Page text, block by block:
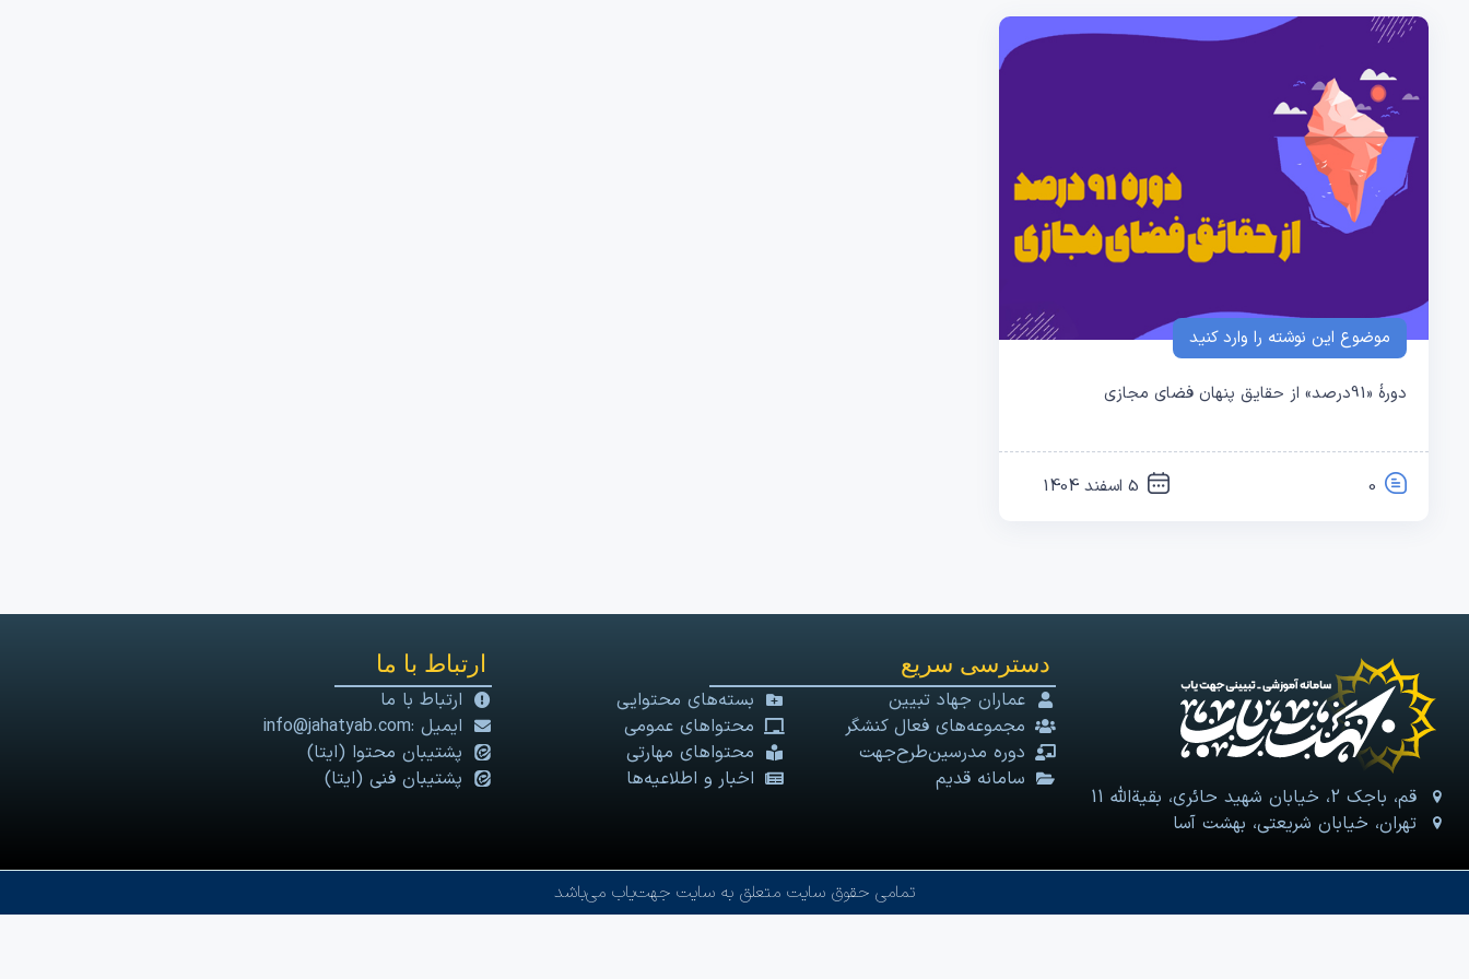
موضوع این نوشته را وارد کنید
دورهٔ «91درصد» از حقایق پنهان فضای مجازی
0 5 اسفند 1404
قم، باجک 2، خیابان شهید حائری، بقیةالله 11
تهران، خیابان شریعتی، بهشت آسا
دسترسی سریع
عماران جهاد تبیین
مجموعه‌های فعال کنشگر
دوره مدرسین‌طرح‌جهت
سامانه قدیم
بسته‌های محتوایی
محتواهای عمومی
محتواهای مهارتی
اخبار و اطلاعیه‌ها
ارتباط با ما
ارتباط با ما
ایمیل :info@jahatyab.com
پشتیبان محتوا (ایتا)
پشتیبان فنی (ایتا)
تمامی حقوق سایت متعلق به سایت جهت‌یاب می‌باشد